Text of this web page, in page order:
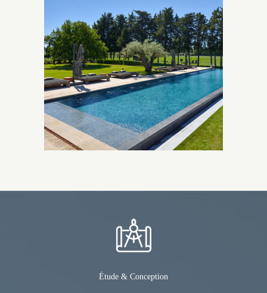
Étude & Conception